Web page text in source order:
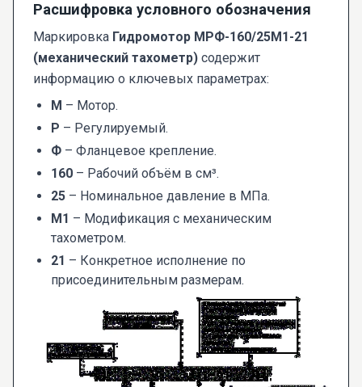
Расшифровка условного обозначения
Маркировка Гидромотор МРФ-160/25М1-21
(механический тахометр) содержит
информацию о ключевых параметрах:
М – Мотор.
Р – Регулируемый.
Ф – Фланцевое крепление.
160 – Рабочий объём в см³.
25 – Номинальное давление в МПа.
М1 – Модификация с механическим
тахометром.
21 – Конкретное исполнение по
присоединительным размерам.